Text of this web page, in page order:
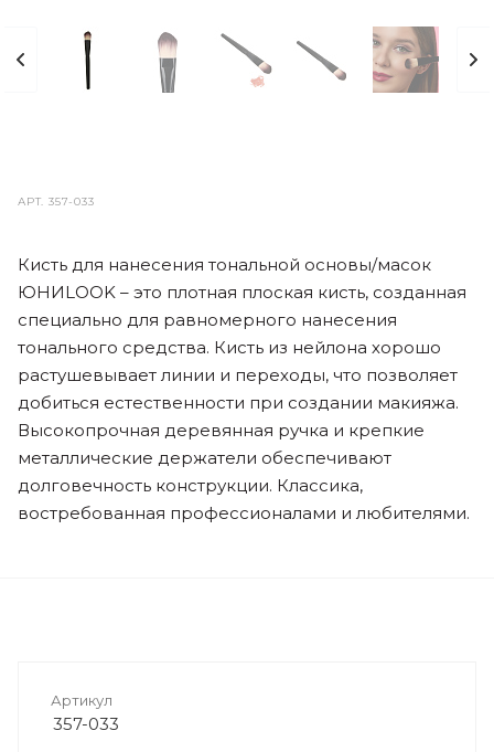
АРТ.357-033
Кисть для нанесения тональной основы/масок
ЮНИLOOK – это плотная плоская кисть, созданная
специально для равномерного нанесения
тонального средства. Кисть из нейлона хорошо
растушевывает линии и переходы, что позволяет
добиться естественности при создании макияжа.
Высокопрочная деревянная ручка и крепкие
металлические держатели обеспечивают
долговечность конструкции. Классика,
востребованная профессионалами и любителями.
Артикул
357-033